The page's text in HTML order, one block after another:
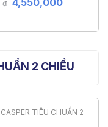
đ 4,550,000
2 CHIỀU
TIÊU CHUẨN 2